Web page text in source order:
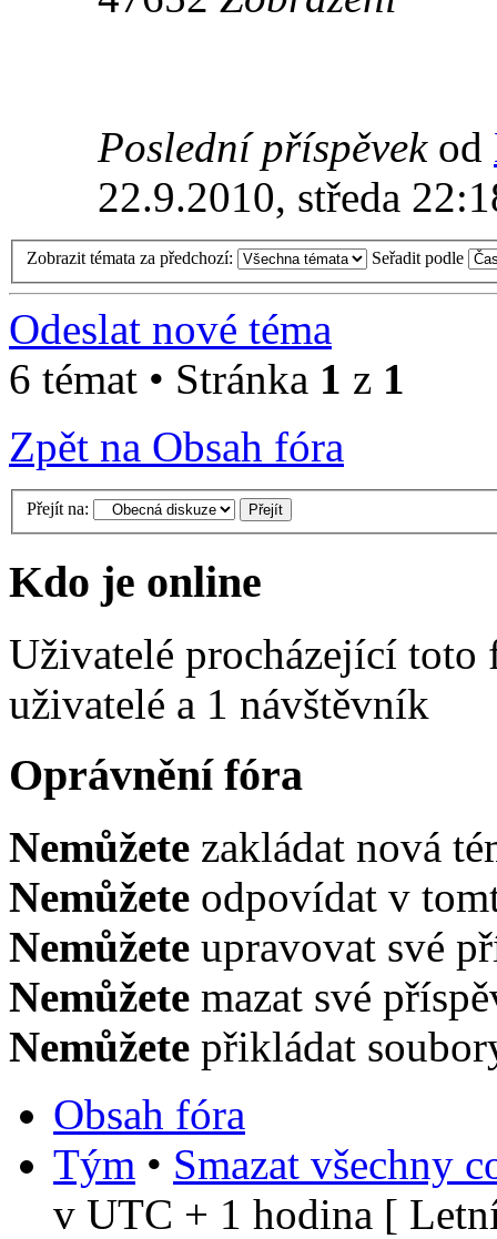
Poslední příspěvek od
22.9.2010, středa
Zobrazit témata za předchozí: Seřadit podle
Odeslat nové téma
6 témat • Stránka 1 z 1
Zpět na Obsah fóra
Přejít na:
Kdo je online
Uživatelé procházející
uživatelé a 1 návštěvník
Oprávnění fóra
Nemůžete zakládat nová
Nemůžete odpovídat v
Nemůžete upravovat své
Nemůžete mazat své
Nemůžete přikládat
Obsah fóra
Tým • Smazat všechny
v UTC + 1 hodina [